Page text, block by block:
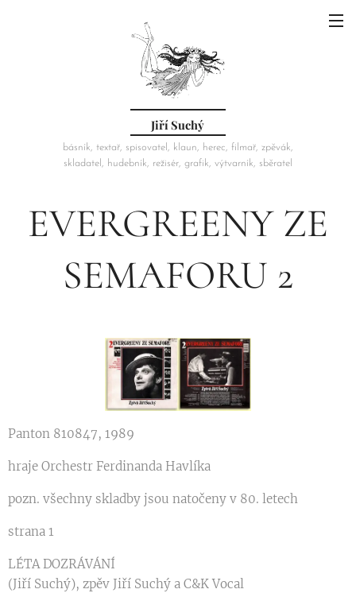
Jiří Suchý
básník, textař, spisovatel, klaun, herec, filmař, zpěvák,
skladatel, hudebník, režisér, grafik, výtvarník, sběratel
EVERGREENY ZE
SEMAFORU 2
Panton 810847, 1989
hraje Orchestr Ferdinanda Havlíka
pozn. všechny skladby jsou natočeny v 80. letech
strana 1
LÉTA DOZRÁVÁNÍ
(Jiří Suchý), zpěv Jiří Suchý a C&K Vocal